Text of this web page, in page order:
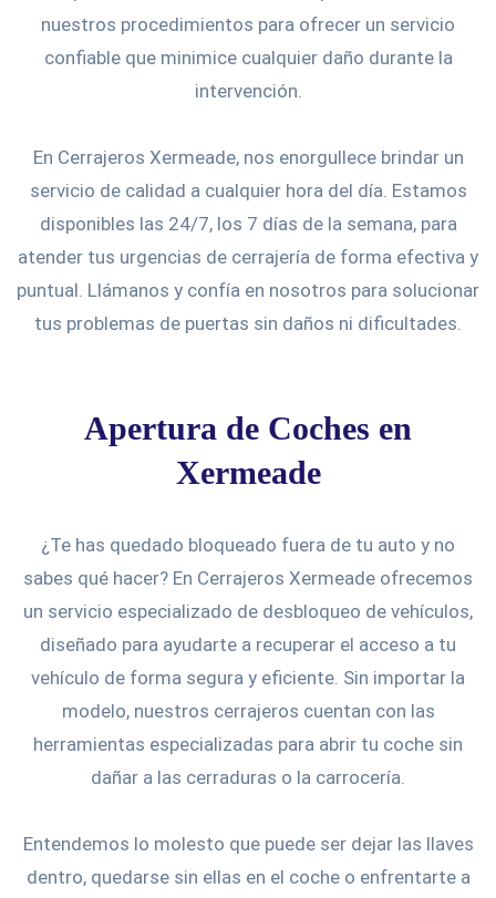
nuestros procedimientos para ofrecer un servicio
confiable que minimice cualquier daño durante la
intervención.
En Cerrajeros Xermeade, nos enorgullece brindar un
servicio de calidad a cualquier hora del día. Estamos
disponibles las 24/7, los 7 días de la semana, para
atender tus urgencias de cerrajería de forma efectiva y
puntual. Llámanos y confía en nosotros para solucionar
tus problemas de puertas sin daños ni dificultades.
Apertura de Coches en
Xermeade
¿Te has quedado bloqueado fuera de tu auto y no
sabes qué hacer? En Cerrajeros Xermeade ofrecemos
un servicio especializado de desbloqueo de vehículos,
diseñado para ayudarte a recuperar el acceso a tu
vehículo de forma segura y eficiente. Sin importar la
modelo, nuestros cerrajeros cuentan con las
herramientas especializadas para abrir tu coche sin
dañar a las cerraduras o la carrocería.
Entendemos lo molesto que puede ser dejar las llaves
dentro, quedarse sin ellas en el coche o enfrentarte a